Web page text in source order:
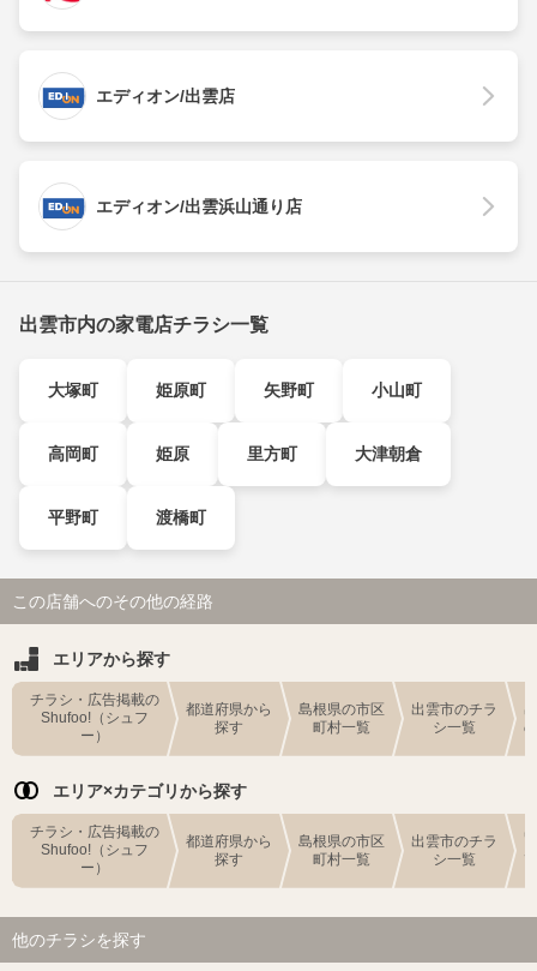
エディオン/出雲店
エディオン/出雲浜山通り店
出雲市内の家電店チラシ一覧
大塚町 姫原町 矢野町 小山町
高岡町 姫原 里方町 大津朝倉
平野町 渡橋町
この店舗へのその他の経路
エリアから探す
チラシ・広告掲載の
Shufoo!（シュフ
ー）
都道府県から
探す
島根県の市区
町村一覧
出雲市のチラ
シ一覧
エリア×カテゴリから探す
チラシ・広告掲載の
Shufoo!（シュフ
ー）
都道府県から
探す
島根県の市区
町村一覧
出雲市のチラ
シ一覧
他のチラシを探す